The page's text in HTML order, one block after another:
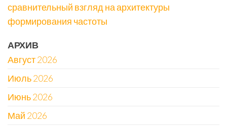
сравнительный взгляд на архитектуры
формирования частоты
АРХИВ
Август 2026
Июль 2026
Июнь 2026
Май 2026